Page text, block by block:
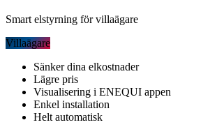
Smart elstyrning för villaägare
Villaägare
Sänker dina elkostnader
Lägre pris
Visualisering i ENEQUI appen
Enkel installation
Helt automatisk